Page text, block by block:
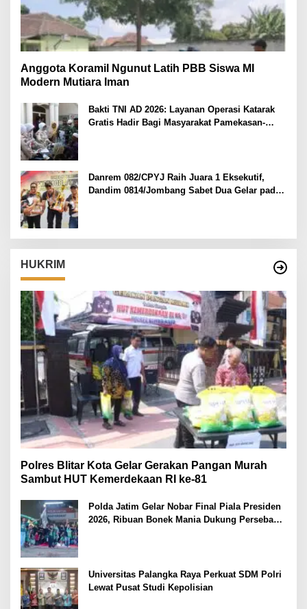
Anggota Koramil Ngunut Latih PBB Siswa MI
Modern Mutiara Iman
Bakti TNI AD 2026: Layanan Operasi Katarak
Gratis Hadir Bagi Masyarakat Pamekasan-
Danrem 082/CPYJ Raih Juara 1 Eksekutif,
Dandim 0814/Jombang Sabet Dua Gelar pada
HUKRIM
Polres Blitar Kota Gelar Gerakan Pangan Murah
Sambut HUT Kemerdekaan RI ke-81
Polda Jatim Gelar Nobar Final Piala Presiden
2026, Ribuan Bonek Mania Dukung Persebaya
Universitas Palangka Raya Perkuat SDM Polri
Lewat Pusat Studi Kepolisian